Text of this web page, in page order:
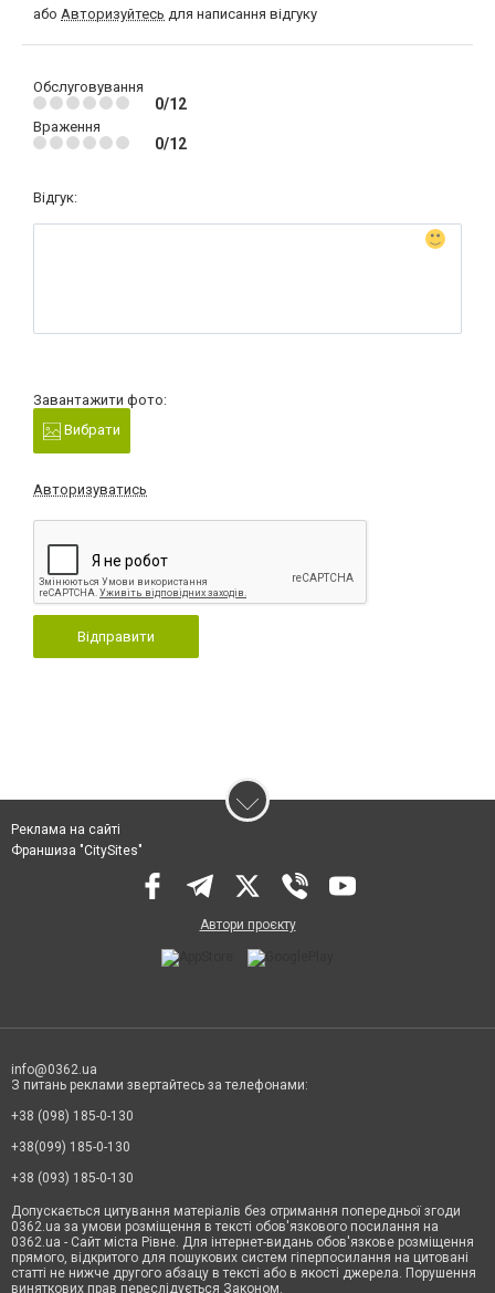
або Авторизуйтесь для написання відгуку
Обслуговування
0/12
Враження
0/12
Відгук:
Завантажити фото:
Вибрати
Авторизуватись
Відправити
Реклама на сайті
Франшиза "CitySites"
Автори проєкту
info@0362.ua
З питань реклами звертайтесь за телефонами:
+38 (098) 185-0-130
+38(099) 185-0-130
+38 (093) 185-0-130
Допускається цитування матеріалів без отримання попередньої згоди
0362.ua за умови розміщення в тексті обов'язкового посилання на
0362.ua - Сайт міста Рівне. Для інтернет-видань обов'язкове розміщення
прямого, відкритого для пошукових систем гіперпосилання на цитовані
статті не нижче другого абзацу в тексті або в якості джерела. Порушення
виняткових прав переслідується Законом.